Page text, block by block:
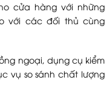
cửa hàng với những
với các đối thủ cùng
ngoại, dụng cụ kiểm
vụ so sánh chất lượng